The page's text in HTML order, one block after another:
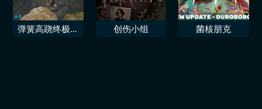
弹簧高跷终极挑
创伤小组 菌核朋克